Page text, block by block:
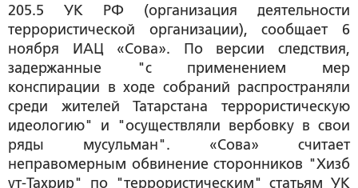
205.5 УК РФ (организация деятельности
террористической организации), сообщает 6
ноября ИАЦ «Сова». По версии следствия,
задержанные "с применением мер
конспирации в ходе собраний распространяли
среди жителей Татарстана террористическую
идеологию" и "осуществляли вербовку в свои
ряды мусульман". «Сова» считает
неправомерным обвинение сторонников "Хизб
ут-Тахрир" по "террористическим" статьям УК